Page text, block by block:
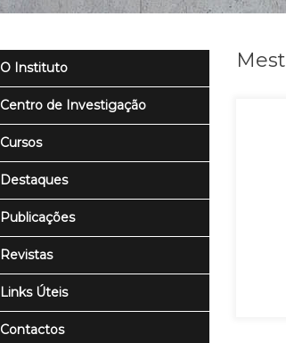
O Instituto
Centro de Investigação
Cursos
Destaques
Publicações
Revistas
Links Úteis
Contactos